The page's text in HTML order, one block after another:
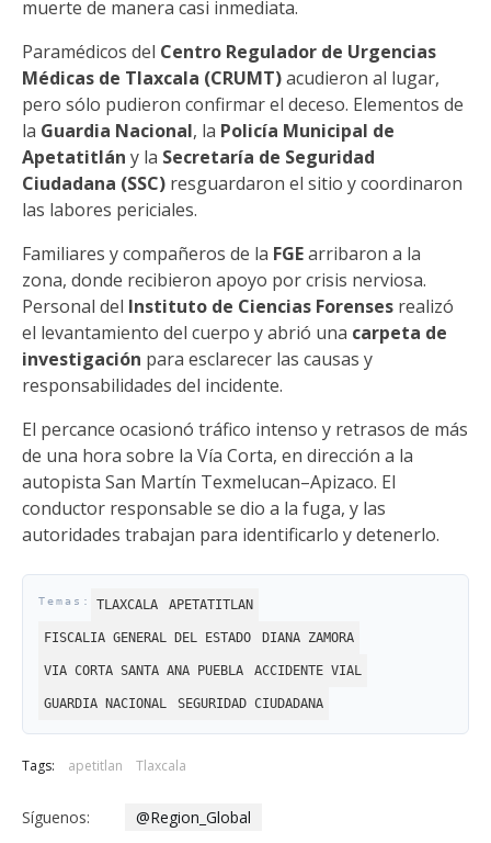
muerte de manera casi inmediata.
Paramédicos del Centro Regulador de Urgencias
Médicas de Tlaxcala (CRUMT)acudieron al lugar,
pero sólo pudieron confirmar el deceso. Elementos de
la Guardia Nacional, la Policía Municipal de
Apetatitlán y la Secretaría de Seguridad
Ciudadana (SSC) resguardaron el sitio y coordinaron
las labores periciales.
Familiares y compañeros de la FGEarribaron a la
zona, donde recibieron apoyo por crisis nerviosa.
Personal del Instituto de Ciencias Forenses realizó
el levantamiento del cuerpo y abrió una carpeta de
investigación para esclarecer las causas y
responsabilidades del incidente.
El percance ocasionó tráfico intenso y retrasos de más
de una hora sobre la Vía Corta, en dirección a la
autopista San Martín Texmelucan–Apizaco. El
conductor responsable se dio a la fuga, y las
autoridades trabajan para identificarlo y detenerlo.
TLAXCALA APETATITLAN
FISCALIA GENERAL DEL ESTADO DIANA ZAMORA
VIA CORTA SANTA ANA PUEBLA ACCIDENTE VIAL
GUARDIA NACIONAL SEGURIDAD CIUDADANA
Tags: apetitlan Tlaxcala
Síguenos: @Region_Global